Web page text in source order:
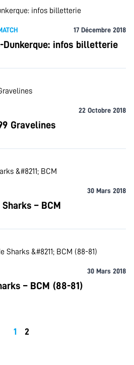
17 Décembre 2018
Dunkerque: infos billetterie
22 Octobre 2018
Gravelines
30 Mars 2018
– BCM
30 Mars 2018
– BCM (88-81)
1 2